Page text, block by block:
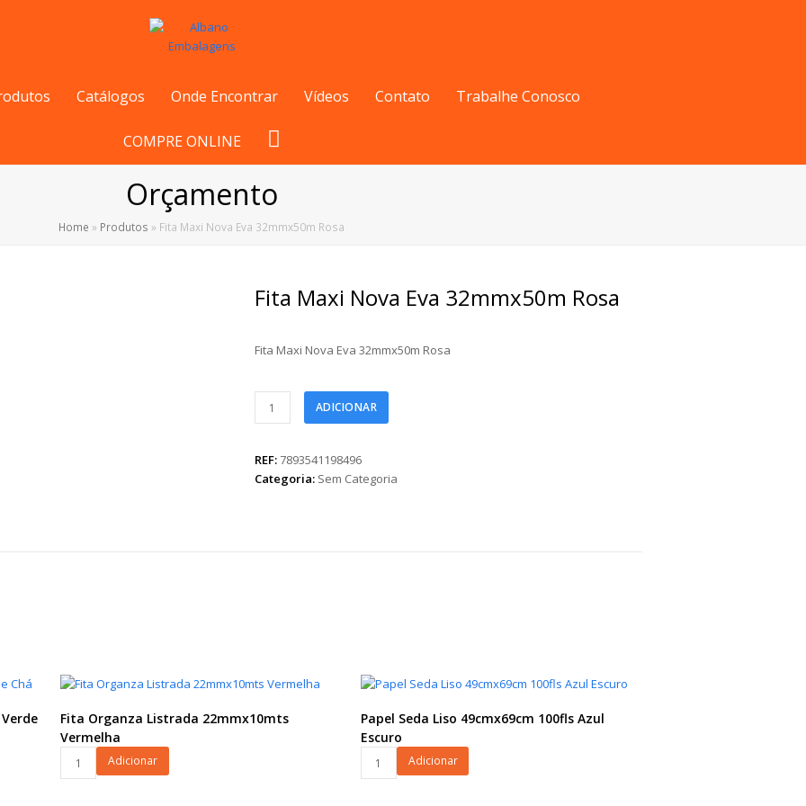
Catálogos Onde Encontrar Vídeos Contato Trabalhe Conosco
COMPRE ONLINE
Orçamento
Home » Produtos » Fita Maxi Nova Eva 32mmx50m Rosa
Fita Maxi Nova Eva 32mmx50m Rosa
Fita Maxi Nova Eva 32mmx50m Rosa
Fita
Maxi
Eva
32mmx50m
ADICIONAR
REF:7893541198496
Categoria: Sem Categoria
Fita Organza Listrada 22mmx10mts
Vermelha
Fita
Organza
Adicionar
Papel Seda Liso 49cmx69cm 100fls Azul
Escuro
Papel
Seda
Adicionar